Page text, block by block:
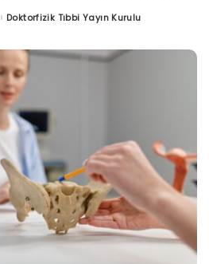
Posted
Doktorfizik Tıbbi Yayın Kurulu